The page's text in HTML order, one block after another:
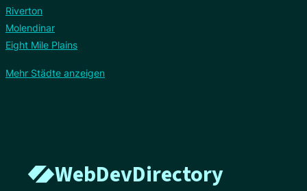
Riverton
Molendinar
Eight Mile Plains
Mehr Städte anzeigen
WebDevDirectory